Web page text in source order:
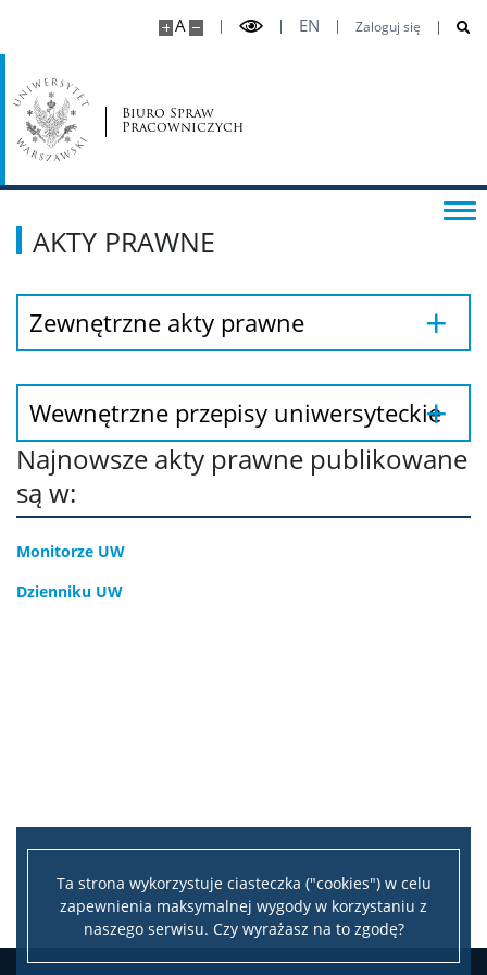
Ta strona wykorzystuje ciasteczka ("cookies") w celu
zapewnienia maksymalnej wygody w korzystaniu z
naszego serwisu. Czy wyrażasz na to zgodę?
A EN Zaloguj się
Biuro Spraw
Pracowniczych
AKTY PRAWNE
Zewnętrzne akty prawne
Wewnętrzne przepisy uniwersyteckie
Najnowsze akty prawne publikowane
są w:
Monitorze UW
Dzienniku UW